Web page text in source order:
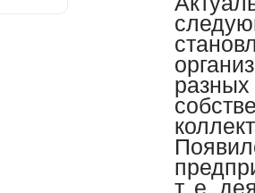
разных
т. е.